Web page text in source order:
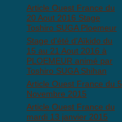
Article Ouest France du
20 Aout 2016 Stage
Toshiro SUGA Ploemeur
Stage d'été d'Aïkido du
15 au 21 Aout 2016 à
PLOEMEUR animé par
Toshiro SUGA Shihan
Article Ouest France du 5
Novembre 2015
Article Ouest France du
mardi 13 janvier 2015